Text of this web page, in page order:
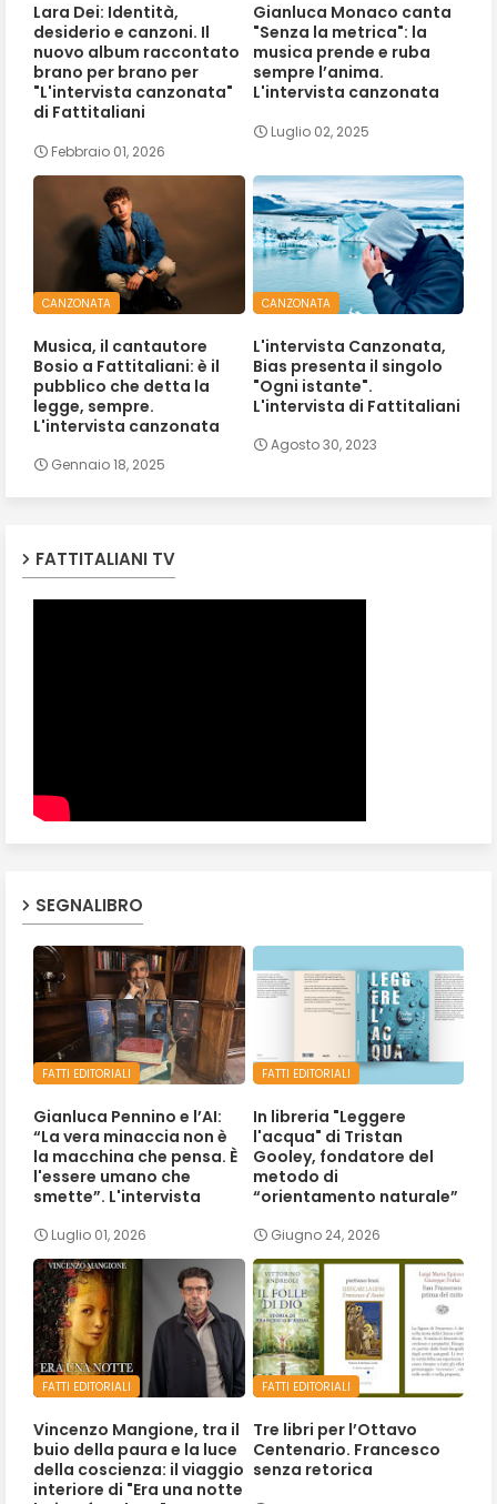
Lara Dei: Identità,
desiderio e canzoni. Il
nuovo album raccontato
brano per brano per
"L'intervista canzonata"
di Fattitaliani
Febbraio 01, 2026
Gianluca Monaco canta
"Senza la metrica": la
musica prende e ruba
sempre l’anima.
L'intervista canzonata
Luglio 02, 2025
CANZONATA
Musica, il cantautore
Bosio a Fattitaliani: è il
pubblico che detta la
legge, sempre.
L'intervista canzonata
Gennaio 18, 2025
CANZONATA
L'intervista Canzonata,
Bias presenta il singolo
"Ogni istante".
L'intervista di Fattitaliani
Agosto 30, 2023
FATTITALIANI TV
SEGNALIBRO
FATTI EDITORIALI
Gianluca Pennino e l’AI:
“La vera minaccia non è
la macchina che pensa. È
l'essere umano che
smette”. L'intervista
Luglio 01, 2026
FATTI EDITORIALI
In libreria "Leggere
l'acqua" di Tristan
Gooley, fondatore del
metodo di
“orientamento naturale”
Giugno 24, 2026
FATTI EDITORIALI
Vincenzo Mangione, tra il
buio della paura e la luce
della coscienza: il viaggio
interiore di "Era una notte
FATTI EDITORIALI
Tre libri per l’Ottavo
Centenario. Francesco
senza retorica